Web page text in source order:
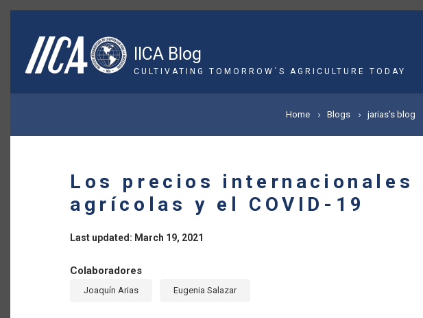
Skip
content
IICA Blog
CULTIVATING TOMORROW´S AGRICULTURE TODAY
Home Blogs jarias's blog
Los precios internacionales
agrícolas y el COVID-19
Last updated: March 19, 2021
Colaboradores
Joaquín Arias Eugenia Salazar